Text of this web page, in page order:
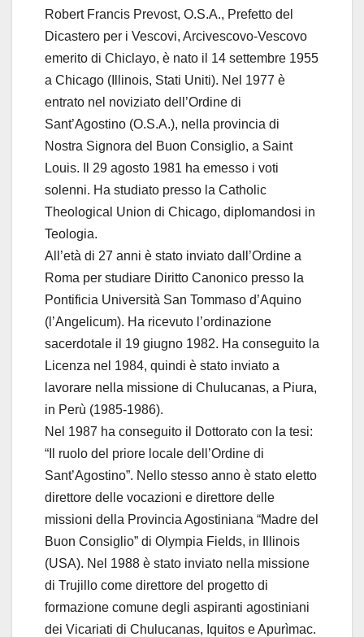
Robert Francis Prevost, O.S.A., Prefetto del
Dicastero per i Vescovi, Arcivescovo-Vescovo
emerito di Chiclayo, è nato il 14 settembre 1955
a Chicago (Illinois, Stati Uniti). Nel 1977 è
entrato nel noviziato dell’Ordine di
Sant’Agostino (O.S.A.), nella provincia di
Nostra Signora del Buon Consiglio, a Saint
Louis. Il 29 agosto 1981 ha emesso i voti
solenni. Ha studiato presso la Catholic
Theological Union di Chicago, diplomandosi in
Teologia.
All’età di 27 anni è stato inviato dall’Ordine a
Roma per studiare Diritto Canonico presso la
Pontificia Università San Tommaso d’Aquino
(l’Angelicum). Ha ricevuto l’ordinazione
sacerdotale il 19 giugno 1982. Ha conseguito la
Licenza nel 1984, quindi è stato inviato a
lavorare nella missione di Chulucanas, a Piura,
in Perù (1985-1986).
Nel 1987 ha conseguito il Dottorato con la tesi:
“Il ruolo del priore locale dell’Ordine di
Sant’Agostino”. Nello stesso anno è stato eletto
direttore delle vocazioni e direttore delle
missioni della Provincia Agostiniana “Madre del
Buon Consiglio” di Olympia Fields, in Illinois
(USA). Nel 1988 è stato inviato nella missione
di Trujillo come direttore del progetto di
formazione comune degli aspiranti agostiniani
dei Vicariati di Chulucanas, Iquitos e Apurìmac.